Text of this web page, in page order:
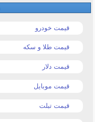
قیمت خودرو
قیمت طلا و سکه
قیمت دلار
قیمت موبایل
قیمت تبلت